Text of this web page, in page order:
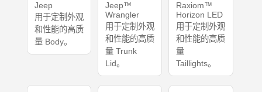
Jeep
用于定制外观
和性能的高质
量 Body。
Jeep™
Wrangler
用于定制外观
和性能的高质
量 Trunk
Lid。
Raxiom™
Horizon LED
用于定制外观
和性能的高质
量
Taillights。